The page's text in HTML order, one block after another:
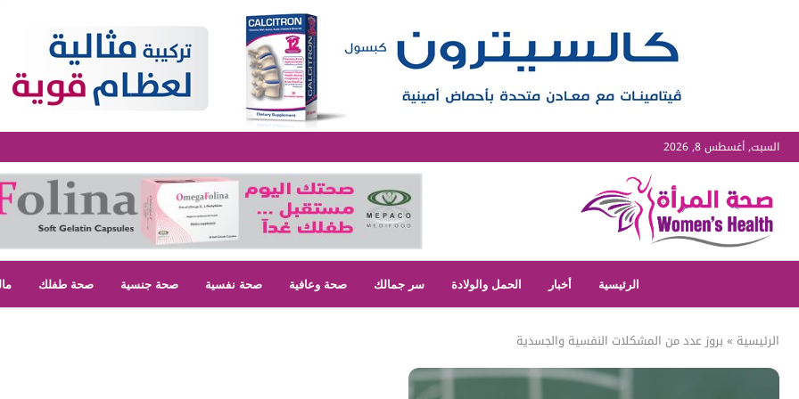
السبت, أغسطس 8, 2026
الرئيسية أخبار الحمل والولادة سر جمالك صحة وعافية صحة نفسية صحة جنسية صحة طفلك
الرئيسية » بروز عدد من المشكلات النفسية والجسدية